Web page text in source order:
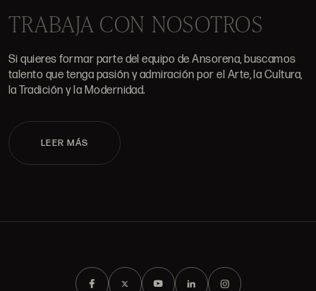
TRABAJA CON NOSOTROS
Si quieres formar parte del equipo de Ansorena, buscamos
talento que tenga pasión y admiración por el Arte, la Cultura,
la Tradición y la Modernidad.
LEER MÁS